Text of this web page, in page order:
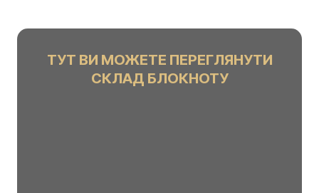
ТУТ ВИ МОЖЕТЕ ПЕРЕГЛЯНУТИ
СКЛАД БЛОКНОТУ